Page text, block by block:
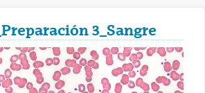
3_Sangre